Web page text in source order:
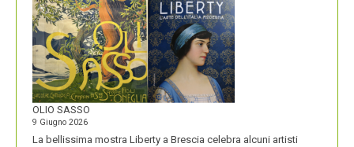
BLACKBERRY,
LA
STORIA
E
LA
VISIONE
ALL’ORIGINE
DI
NOME
OLIO SASSO
9 Giugno 2026
La bellissima mostra Liberty a Brescia celebra alcuni artisti